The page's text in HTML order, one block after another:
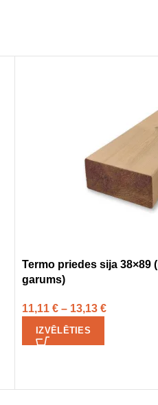
Termo priedes sija 38×89
garums)
11,11 € – 13,13 €
IZVĒLĒTIES